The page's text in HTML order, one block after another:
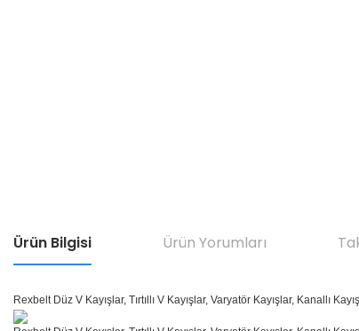
Ürün Bilgisi Ürün Yorumları
Rexbelt Düz V Kayışlar, Tırtıllı V Kayışlar, Varyatör Kayışlar, Kanallı